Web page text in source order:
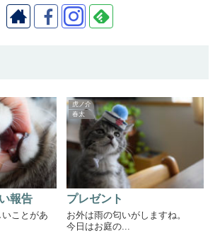
報告
ことがあ
虎ノ介
春太
プレゼント
お外は雨の匂いがしますね。
今日はお庭の...